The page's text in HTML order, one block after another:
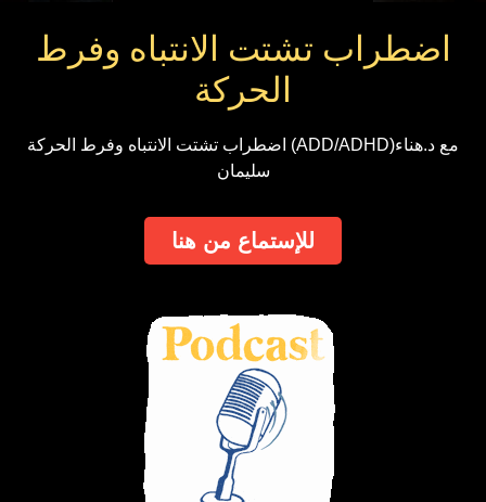
اضطراب تشتت الانتباه وفرط
الحركة
اضطراب تشتت الانتباه وفرط الحركة (ADD/ADHD)مع د.هناء
سليمان
للإستماع من هنا